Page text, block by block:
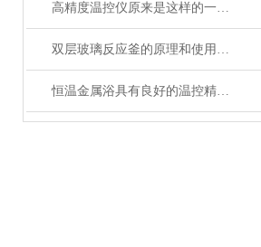
高精度温控仪原来是这样的一款产品
双层玻璃反应釜的原理和使用说明
恒温金属浴具有良好的温控精度和均匀性